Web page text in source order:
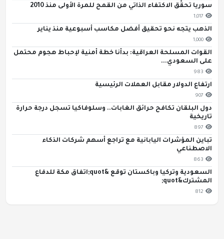
سوريا تحقّق الاكتفاء الذاتي من القمح للمرة الأولى منذ 2010
1,017
الذهب يتجه نحو تحقيق أفضل مكاسب أسبوعية منذ يناير
1,000
القوات المسلحة العراقية: بدأنا خطة أمنية لإحباط هجوم محتمل
على السعودي...
983
ارتفاع الدولار مقابل العملات الرئيسية
907
دول البلقان تكافح حرائق الغابات.. وسلوفاكيا تسجل درجة حرارة
تاريخية
897
تباين المؤشرات اليابانية مع تراجع أسهم شركات الذكاء
الاصطناعي
863
السعودية وتركيا وباكستان توقع &quot;اتفاق مكة للدفاع
المشترك&quot;
812